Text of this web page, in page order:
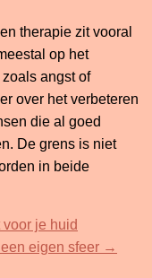
therapie zit vooral
op het
angst of
over het verbeteren
die al goed
De grens is niet
in beide
je huid
eigen sfeer →